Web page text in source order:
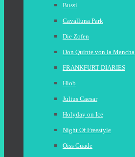
Bussi
Cavalluna Park
Die Zofen
Don Quinte von la Mancha
FRANKFURT DIARIES
Hiob
Julius Caesar
Holyday on Ice
Night Of Freestyle
Oiss Guade